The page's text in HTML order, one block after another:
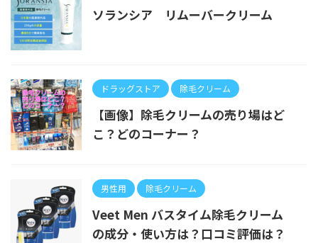
ソランシア リムーバークリーム
ドラッグストア 除毛クリーム
【画像】除毛クリームの売り場はど
こ？どのコーナー？
男性用 除毛クリーム
Veet Men バスタイム除毛クリーム
の成分・使い方は？口コミ評価は？